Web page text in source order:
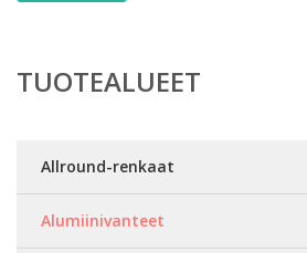
TUOTEALUEET
Allround-renkaat
Alumiinivanteet